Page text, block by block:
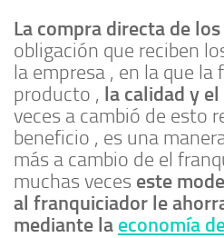
La compra directa de
obligación que reciben
la empresa , en la que la
producto , la calidad y
veces a cambió de esto
beneficio , es una
más a cambio de el
muchas veces este
al franquiciador le
mediante la economía